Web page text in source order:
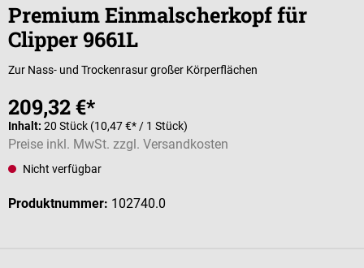
Premium Einmalscherkopf für
Clipper 9661L
Zur Nass- und Trockenrasur großer Körperflächen
209,32 €*
Inhalt: 20 Stück (10,47 €* / 1 Stück)
Preise inkl. MwSt. zzgl. Versandkosten
Nicht verfügbar
Produktnummer: 102740.0